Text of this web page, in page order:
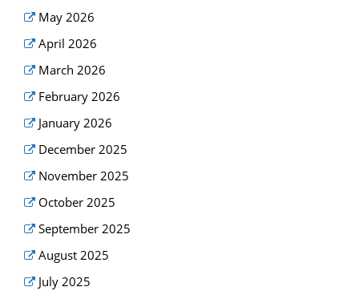
May 2026
April 2026
March 2026
February 2026
January 2026
December 2025
November 2025
October 2025
September 2025
August 2025
July 2025